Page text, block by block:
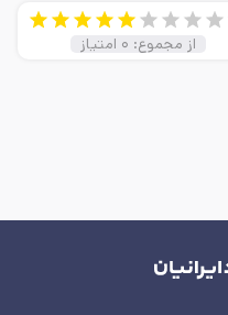
از مجموع: ۰ امتیاز